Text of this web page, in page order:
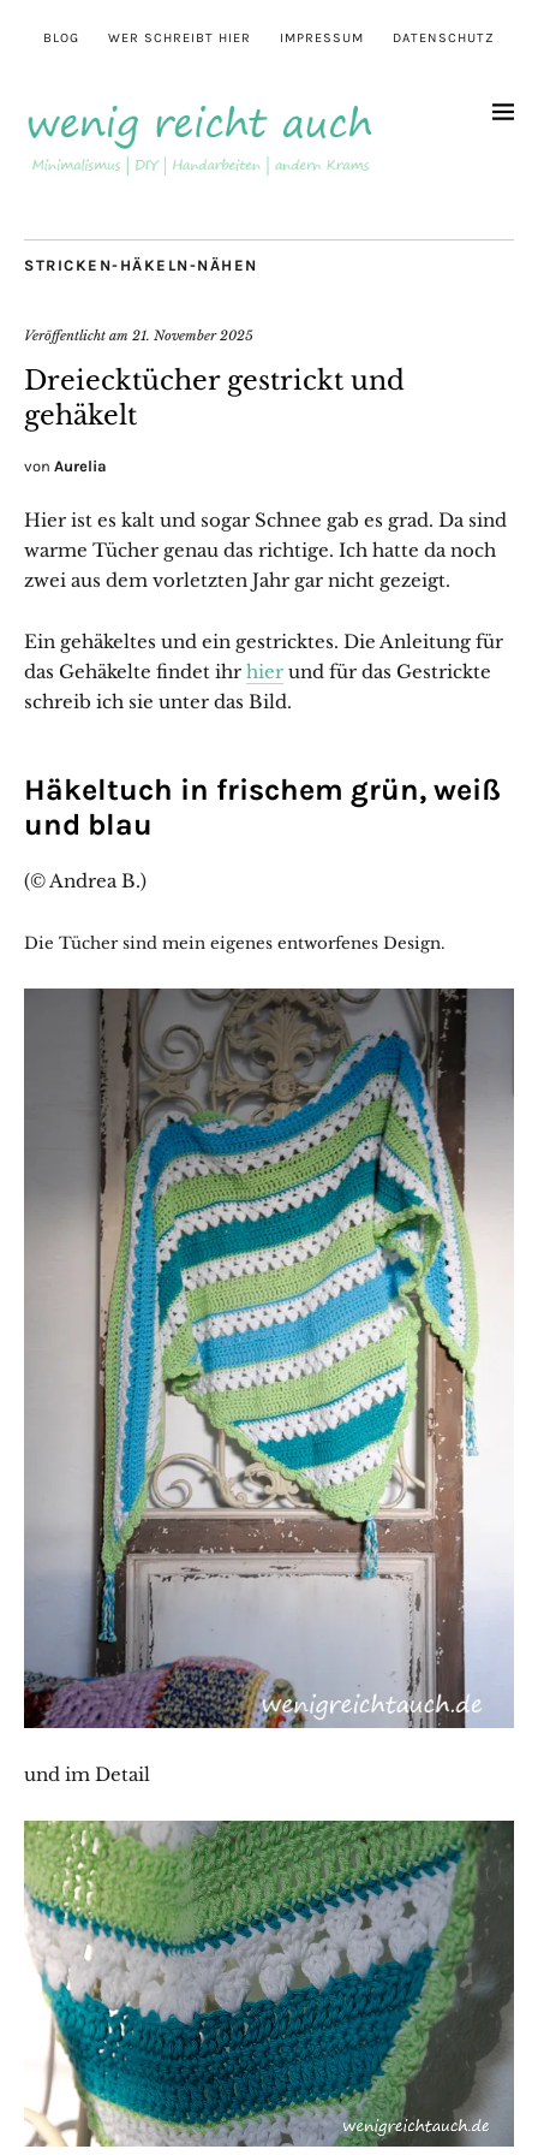
BLOG WER SCHREIBT HIER IMPRESSUM DATENSCHUTZ
STRICKEN-HÄKELN-NÄHEN
Veröffentlicht am 21. November 2025
Dreiecktücher gestrickt und
gehäkelt
von Aurelia
Hier ist es kalt und sogar Schnee gab es grad. Da sind
warme Tücher genau das richtige. Ich hatte da noch
zwei aus dem vorletzten Jahr gar nicht gezeigt.
Ein gehäkeltes und ein gestricktes. Die Anleitung für
das Gehäkelte findet ihr hier und für das Gestrickte
schreib ich sie unter das Bild.
Häkeltuch in frischem grün, weiß
und blau
(© Andrea B.)
Die Tücher sind mein eigenes entworfenes Design.
und im Detail